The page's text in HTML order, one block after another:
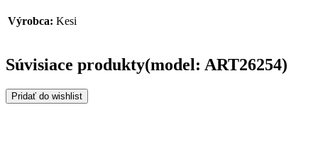
Výrobca: Kesi
Súvisiace produkty(model: ART26254)
Pridať do wishlist